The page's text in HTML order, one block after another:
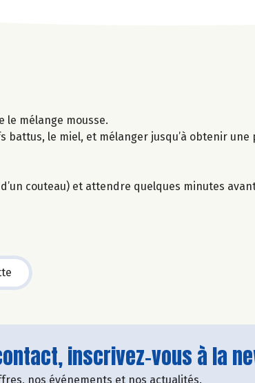
le mélange mousse.
battus, le miel, et mélanger jusqu’à obtenir une
couteau) et attendre quelques minutes
inscrivez-vous à la
nos événements et nos actualités.